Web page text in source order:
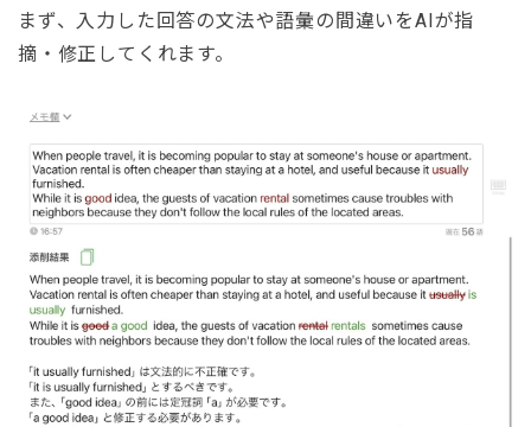
まず、入力した回答の文法や語彙の間違いをAIが指
摘・修正してくれます。